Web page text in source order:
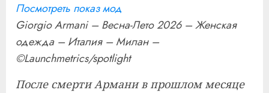
Посмотреть показ мод
Giorgio Armani – Весна-Лето 2026 – Женская
одежда – Италия – Милан –
©Launchmetrics/spotlight
После смерти Армани в прошлом месяце